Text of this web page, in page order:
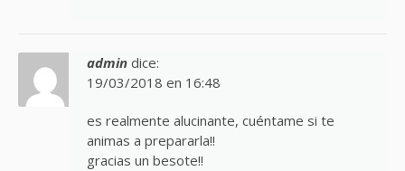
admin dice:
19/03/2018 en 16:48
es realmente alucinante, cuéntame si te
animas a prepararla!!
gracias un besote!!